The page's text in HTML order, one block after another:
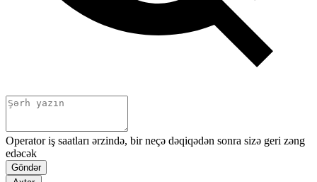
Operator iş saatları ərzində, bir neçə dəqiqədən sonra sizə geri zəng
edəcək
Göndər